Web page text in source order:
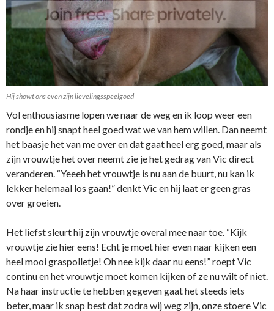
Hij showt ons even zijn lievelingsspeelgoed
Vol enthousiasme lopen we naar de weg en ik loop weer een
rondje en hij snapt heel goed wat we van hem willen. Dan neemt
het baasje het van me over en dat gaat heel erg goed, maar als
zijn vrouwtje het over neemt zie je het gedrag van Vic direct
veranderen. “Yeeeh het vrouwtje is nu aan de buurt, nu kan ik
lekker helemaal los gaan!” denkt Vic en hij laat er geen gras
over groeien.
Het liefst sleurt hij zijn vrouwtje overal mee naar toe. “Kijk
vrouwtje zie hier eens! Echt je moet hier even naar kijken een
heel mooi graspolletje! Oh nee kijk daar nu eens!” roept Vic
continu en het vrouwtje moet komen kijken of ze nu wilt of niet.
Na haar instructie te hebben gegeven gaat het steeds iets
beter, maar ik snap best dat zodra wij weg zijn, onze stoere Vic